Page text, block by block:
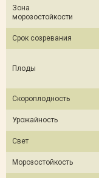
Зона
морозостойкости
Срок созревания
Плоды
Скороплодность
Урожайность
Свет
Морозостойкость